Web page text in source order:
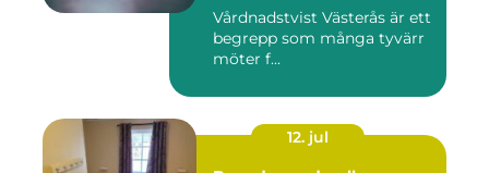
Vårdnadstvist Västerås är ett
begrepp som många tyvärr
möter f...
12. jul